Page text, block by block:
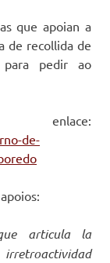
que apoian a
de recollida de
para pedir ao
enlace:
de-
articula la